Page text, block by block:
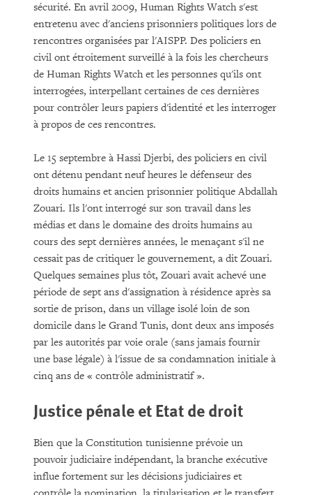
sécurité. En avril 2009, Human Rights Watch s'est
entretenu avec d'anciens prisonniers politiques lors de
rencontres organisées par l'AISPP. Des policiers en
civil ont étroitement surveillé à la fois les chercheurs
de Human Rights Watch et les personnes qu'ils ont
interrogées, interpellant certaines de ces dernières
pour contrôler leurs papiers d'identité et les interroger
à propos de ces rencontres.
Le 15 septembre à Hassi Djerbi, des policiers en civil
ont détenu pendant neuf heures le défenseur des
droits humains et ancien prisonnier politique Abdallah
Zouari. Ils l'ont interrogé sur son travail dans les
médias et dans le domaine des droits humains au
cours des sept dernières années, le menaçant s'il ne
cessait pas de critiquer le gouvernement, a dit Zouari.
Quelques semaines plus tôt, Zouari avait achevé une
période de sept ans d'assignation à résidence après sa
sortie de prison, dans un village isolé loin de son
domicile dans le Grand Tunis, dont deux ans imposés
par les autorités par voie orale (sans jamais fournir
une base légale) à l'issue de sa condamnation initiale à
cinq ans de « contrôle administratif ».
Justice pénale et Etat de droit
Bien que la Constitution tunisienne prévoie un
pouvoir judiciaire indépendant, la branche exécutive
influe fortement sur les décisions judiciaires et